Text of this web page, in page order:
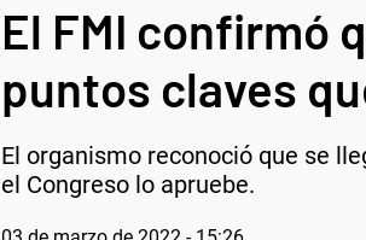
El FMI confirmó
puntos claves
El organismo reconoció que se
el Congreso lo apruebe.